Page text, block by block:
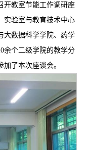
开教室节能工作调研座
实验室与教育技术中心
大数据科学学院、药学
余个二级学院的教学分
了本次座谈会。